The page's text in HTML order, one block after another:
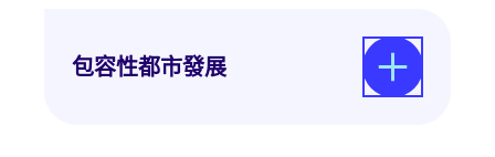
包容性都市發展